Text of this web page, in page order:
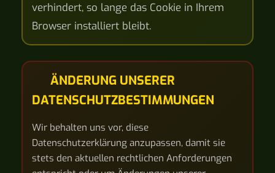
verhindert, so lange das Cookie in Ihrem
Browser installiert bleibt.
ÄNDERUNG UNSERER
DATENSCHUTZBESTIMMUNGEN
Wir behalten uns vor, diese
Datenschutzerklärung anzupassen, damit sie
stets den aktuellen rechtlichen Anforderungen